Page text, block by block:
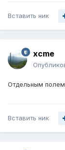
Вставить ник
xcme
Отдельным полем
Вставить ник